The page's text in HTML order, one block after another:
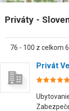
Priváty -
76 - 100 z celkom
Privát